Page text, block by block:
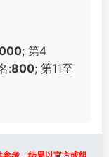
; 第4
:800; 第11至